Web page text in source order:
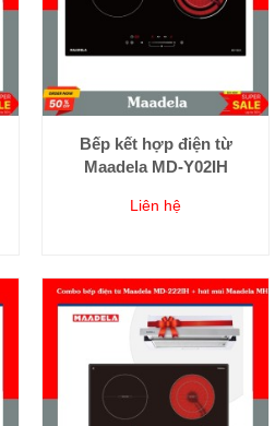
Bếp kết hợp điện từ
Maadela MD-Y02IH
Liên hệ